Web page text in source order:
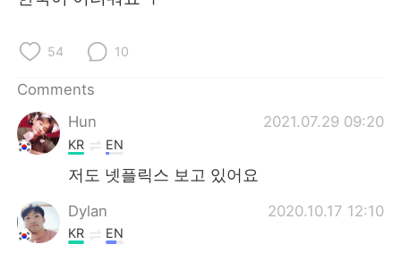
Русский
Indonesia
Türkçe
Português
54 10
Comments
Hun
2021.07.29 09:20
KR EN
저도 넷플릭스 보고 있어요
Dylan 2020.10.17 12:10
KR EN